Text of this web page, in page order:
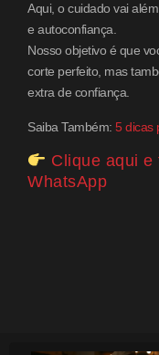
Aqui, o cuidado vai
e autoconfiança.
Nosso objetivo é que
corte perfeito, mas
extra de confiança.
Saiba Também: 5 dicas
Clique aqui e
WhatsApp